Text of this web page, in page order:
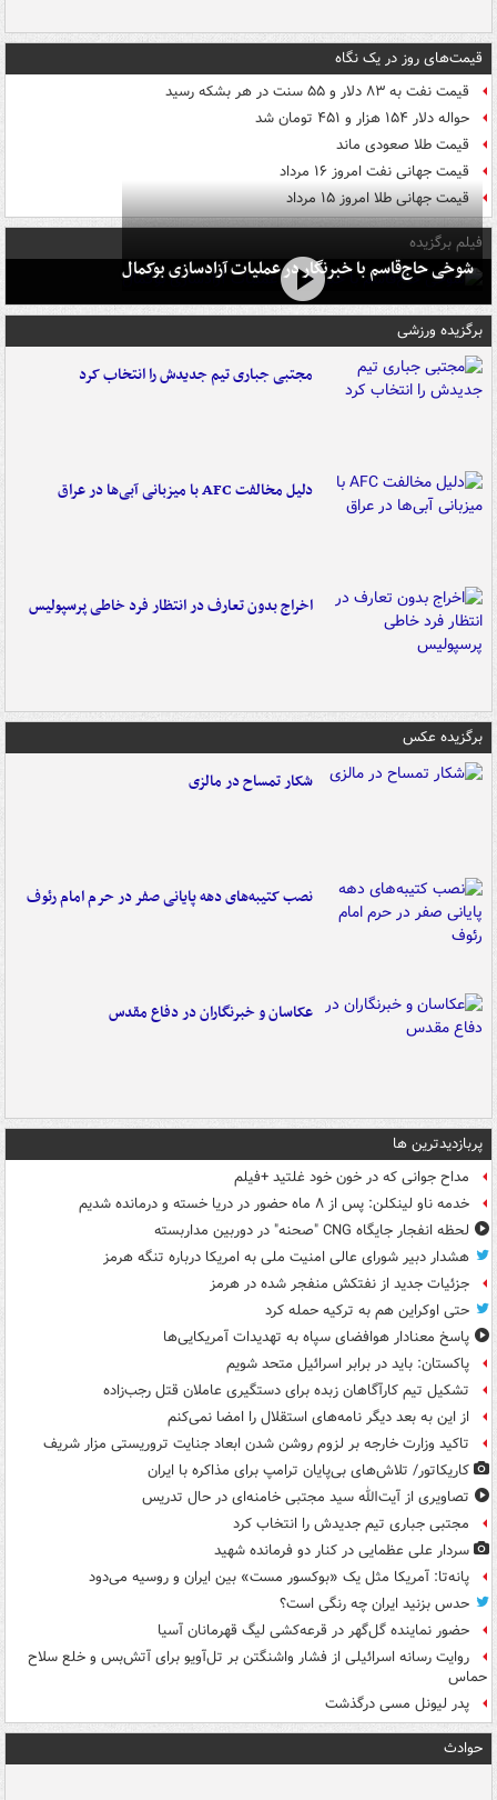
قیمت‌های روز در یک نگاه
قیمت نفت به ۸۳ دلار و ۵۵ سنت در هر بشکه رسید
حواله دلار ۱۵۴ هزار و ۴۵۱ تومان شد
قیمت طلا صعودی ماند
قیمت جهانی نفت امروز ۱۶ مرداد
قیمت جهانی طلا امروز ۱۵ مرداد
فیلم برگزیده
شوخی حاج‌قاسم با خبرنگار در عملیات آزادسازی بوکمال
برگزیده ورزشی
مجتبی جباری تیم جدیدش را انتخاب کرد
دلیل مخالفت AFC با میزبانی آبی‌ها در عراق
اخراج بدون تعارف در انتظار فرد خاطی پرسپولیس
برگزیده عکس
شکار تمساح در مالزی
نصب کتیبه‌های دهه پایانی صفر در حرم امام رئوف
عکاسان و خبرنگاران در دفاع مقدس
پربازدیدترین ها
مداح جوانی که در خون خود غلتید +فیلم
خدمه ناو لینکلن: پس از ۸ ماه حضور در دریا خسته و درمانده‌ شدیم
لحظه انفجار جایگاه CNG "صحنه" در دوربین مداربسته
هشدار دبیر شورای عالی امنیت ملی به امریکا درباره تنگه هرمز
جزئیات جدید از نفتکش منفجر شده در هرمز
حتی اوکراین هم به ترکیه حمله کرد
پاسخ معنادار هوافضای سپاه به تهدیدات آمریکایی‌ها
پاکستان: باید در برابر اسرائیل متحد شویم
تشکیل تیم کارآگاهان زبده برای دستگیری عاملان قتل رجب‌زاده
از این به بعد دیگر نامه‌های استقلال را امضا نمی‌کنم
تاکید وزارت خارجه بر لزوم روشن شدن ابعاد جنایت تروریستی مزار شریف
کاریکاتور/ تلاش‌های بی‌پایان ترامپ برای مذاکره با ایران
تصاویری از آیت‌الله سید مجتبی خامنه‌ای در حال تدریس
مجتبی جباری تیم جدیدش را انتخاب کرد
سردار علی عظمایی در کنار دو فرمانده شهید
پانه‌تا: آمریکا مثل یک «بوکسور مست» بین ایران و روسیه می‌دود
حدس بزنید ایران چه رنگی است؟
حضور نماینده گل‌گهر در قرعه‌کشی لیگ قهرمانان آسیا
روایت رسانه اسرائیلی از فشار واشنگتن بر تل‌آویو برای آتش‌بس و خلع سلاح
حماس
پدر لیونل مسی درگذشت
حوادث